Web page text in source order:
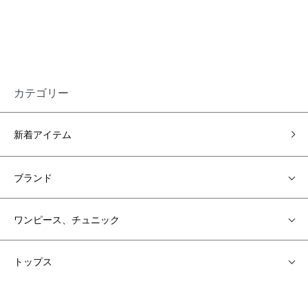
カテゴリー
新着アイテム
ブランド
ワンピース、チュニック
トップス